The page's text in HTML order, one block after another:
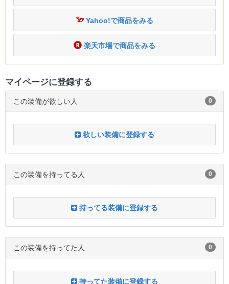
Yahoo!で商品をみる
楽天市場で商品をみる
マイページに登録する
この装備が欲しい人 0
欲しい装備に登録する
この装備を持ってる人 0
持ってる装備に登録する
この装備を持ってた人 0
持ってた装備に登録する